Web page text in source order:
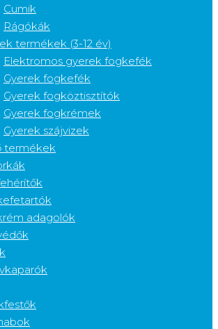
Cumik
Rágókák
termékek (3-12 év)
Elektromos gyerek fogkefék
Gyerek fogkefék
Gyerek fogköztisztítók
Gyerek fogkrémek
Gyerek szájvizek
termékek
adagolók